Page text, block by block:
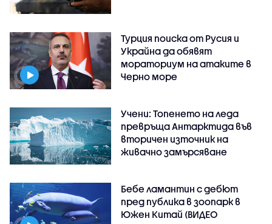
Турция поиска от Русия и
Украйна да обявят
мораториум на атаките в
Черно море
Учени: Топенето на леда
превръща Антарктида във
вторичен източник на
живачно замърсяване
Бебе ламантин с дебют
пред публика в зоопарк в
Южен Китай (ВИДЕО